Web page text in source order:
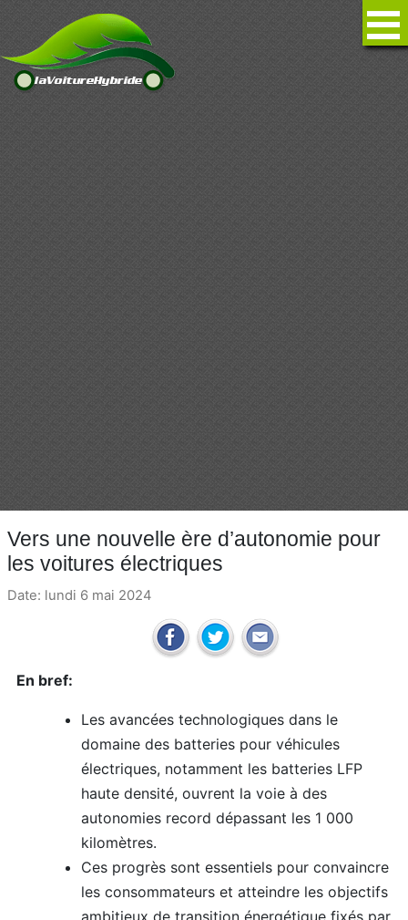
Vers une nouvelle ère d’autonomie pour
les voitures électriques
Date: lundi 6 mai 2024
En bref:
Les avancées technologiques dans le
domaine des batteries pour véhicules
électriques, notamment les batteries LFP
haute densité, ouvrent la voie à des
autonomies record dépassant les 1 000
kilomètres.
Ces progrès sont essentiels pour convaincre
les consommateurs et atteindre les objectifs
ambitieux de transition énergétique fixés par